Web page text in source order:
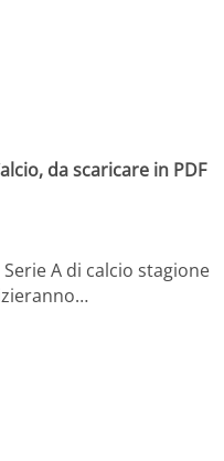
da scaricare in PDF
A di calcio stagione